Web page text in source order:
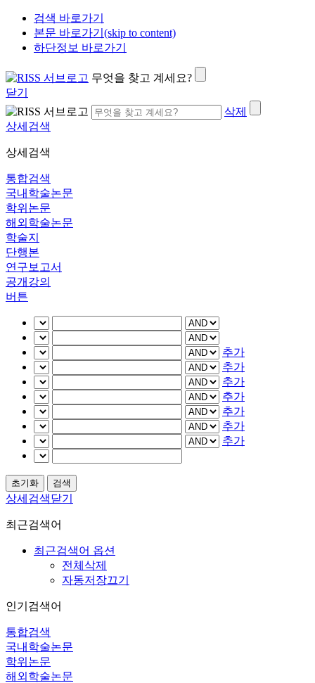
검색 바로가기
본문 바로가기(skip to content)
하단정보 바로가기
무엇을 찾고 계세요?
닫기
삭제
상세검색
상세검색
통합검색
국내학술논문
학위논문
해외학술논문
학술지
단행본
연구보고서
공개강의
버튼
추가
추가
추가
추가
추가
추가
추가
상세검색닫기
최근검색어
최근검색어 옵션
전체삭제
자동저장끄기
인기검색어
통합검색
국내학술논문
학위논문
해외학술논문